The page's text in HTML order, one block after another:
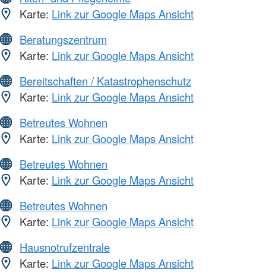
Karte: Link zur Google Maps Ansicht
Beratungszentrum
Karte: Link zur Google Maps Ansicht
Bereitschaften / Katastrophenschutz
Karte: Link zur Google Maps Ansicht
Betreutes Wohnen
Karte: Link zur Google Maps Ansicht
Betreutes Wohnen
Karte: Link zur Google Maps Ansicht
Betreutes Wohnen
Karte: Link zur Google Maps Ansicht
Hausnotrufzentrale
Karte: Link zur Google Maps Ansicht